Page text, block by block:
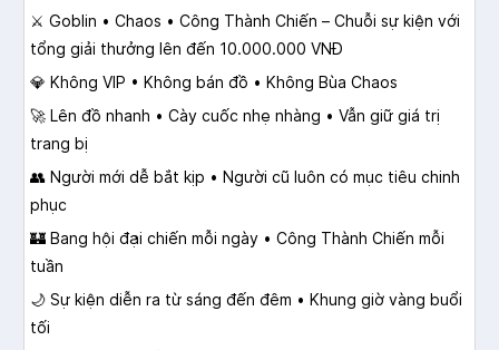
⚔️ Goblin • Chaos • Công Thành Chiến – Chuỗi sự kiện với
tổng giải thưởng lên đến 10.000.000 VNĐ
💎 Không VIP • Không bán đồ • Không Bùa Chaos
🚀 Lên đồ nhanh • Cày cuốc nhẹ nhàng • Vẫn giữ giá trị
trang bị
👥 Người mới dễ bắt kịp • Người cũ luôn có mục tiêu chinh
phục
🏰 Bang hội đại chiến mỗi ngày • Công Thành Chiến mỗi
tuần
🌙 Sự kiện diễn ra từ sáng đến đêm • Khung giờ vàng buổi
tối